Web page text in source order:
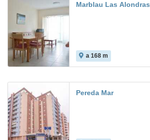
Marblau Las Alondras
a 168 m
Pereda Mar